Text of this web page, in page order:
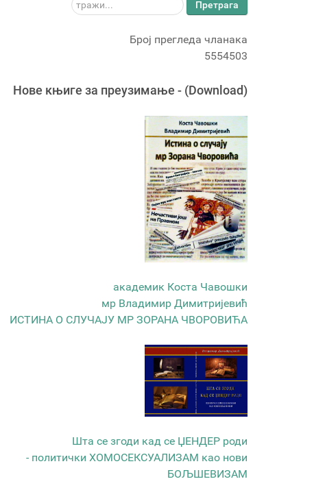
тражи... Претрага
Број прегледа чланака
5554503
Новe књигe за преузимање - (Download)
академик Коста Чавошки
мр Владимир Димитријевић
ИСТИНА О СЛУЧАЈУ МР ЗОРАНА ЧВОРОВИЋА
Шта се згоди кад се ЏЕНДЕР роди
- политички ХОМОСЕКСУАЛИЗАМ као нови
БОЉШЕВИЗАМ